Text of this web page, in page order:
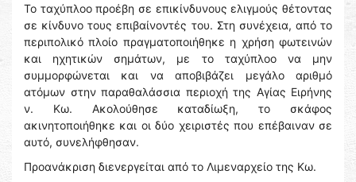
Το ταχύπλοο προέβη σε επικίνδυνους ελιγμούς θέτοντας
σε κίνδυνο τους επιβαίνοντές του. Στη συνέχεια, από το
περιπολικό πλοίο πραγματοποιήθηκε η χρήση φωτεινών
και ηχητικών σημάτων, με το ταχύπλοο να μην
συμμορφώνεται και να αποβιβάζει μεγάλο αριθμό
ατόμων στην παραθαλάσσια περιοχή της Αγίας Ειρήνης
ν. Κω. Ακολούθησε καταδίωξη, το σκάφος
ακινητοποιήθηκε και οι δύο χειριστές που επέβαιναν σε
αυτό, συνελήφθησαν.
Προανάκριση διενεργείται από το Λιμεναρχείο της Κω.